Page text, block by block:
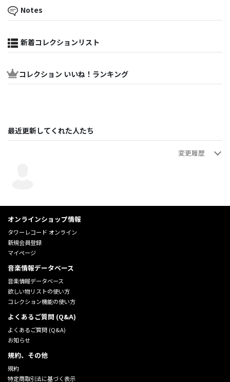
Notes
新着コレクションリスト
コレクション いいね！ランキング
最近更新してくれた人たち
変更履歴
2024年08月11日 17:48:11
2024年08月11日 17:46:49
オンラインショップ情報
タワーレコード オンライン
新規会員登録
マイページ
音楽情報データベース
音楽情報データベース
欲しい物リストの使い方
コレクション機能の使い方
よくあるご質問 (Q&A)
よくあるご質問 (Q&A)
お知らせ
規約、その他
規約
特定商取引法に基づく表示